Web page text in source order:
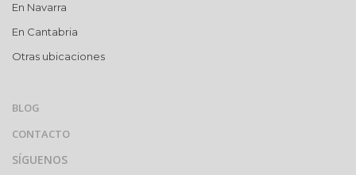
En Navarra
En Cantabria
Otras ubicaciones
BLOG
CONTACTO
SÍGUENOS